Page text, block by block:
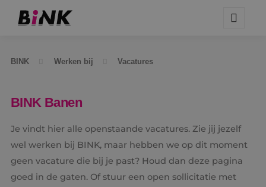
BINK Werken bij Vacatures
BINK Banen
Je vindt hier alle openstaande vacatures. Zie jij jezelf
wel werken bij BINK, maar hebben we op dit moment
geen vacature die bij je past? Houd dan deze pagina
goed in de gaten. Of stuur een open sollicitatie met